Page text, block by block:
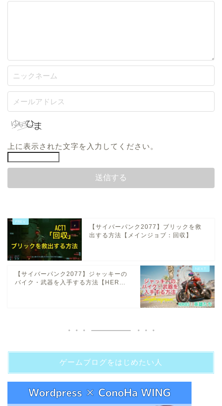
上に表示された文字を入力してください。
【サイバーパンク2077】ブリックを救
出する方法【メインジョブ：回収】
【サイバーパンク2077】ジャッキーの
バイク・武器を入手する方法【HER...
ゲームブログをはじめたい人